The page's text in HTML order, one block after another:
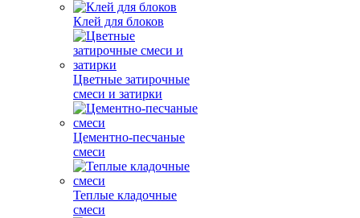
Клей для блоков
Цветные затирочные
смеси и затирки
Цементно-песчаные
смеси
Теплые кладочные
смеси